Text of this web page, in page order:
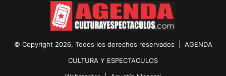
© Copyright 2026, Todos los derechos reservados | AGENDA
CULTURA Y ESPECTACULOS